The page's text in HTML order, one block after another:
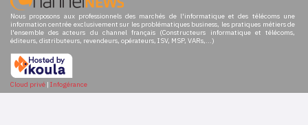
Nous proposons aux professionnels des marchés de l'informatique et des télécoms une
information centrée exclusivement sur les problématiques business, les pratiques métiers de
l'ensemble des acteurs du channel français (Constructeurs informatique et télécoms,
éditeurs, distributeurs, revendeurs, opérateurs, ISV, MSP, VARs,...)
Cloud privé | Infogérance